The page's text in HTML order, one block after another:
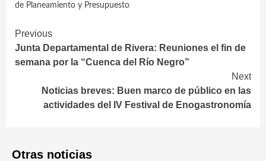
de Planeamiento y Presupuesto
Continue
Reading
Previous
Junta Departamental de Rivera: Reuniones el fin de
semana por la “Cuenca del Río Negro”
Next
Noticias breves: Buen marco de público en las
actividades del IV Festival de Enogastronomía
Otras noticias